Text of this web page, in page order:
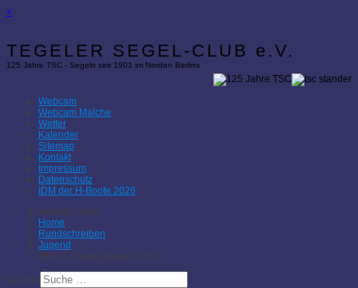
×
TEGELER SEGEL-CLUB e.V.
125 Jahre TSC - Segeln seit 1901 im Norden Berlins
Webcam
Webcam Malche
Wetter
Kalender
Sitemap
Kontakt
Impressum
Datenschutz
IDM der H-Boote 2026
Aktuelle Seite:
Home
Rundschreiben
Jugend
Opti-C-Trainingslager 2006
Suchen